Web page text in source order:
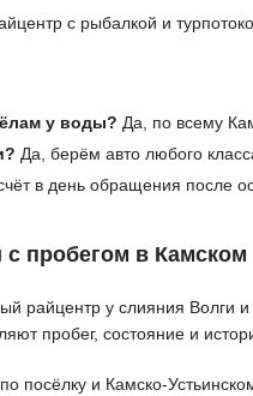
с рыбалкой и
у воды? Да, по всему
Да, берём авто любого
в день обращения после
пробегом в Камском
райцентр у слияния Волги
пробег, состояние и
и Камско-